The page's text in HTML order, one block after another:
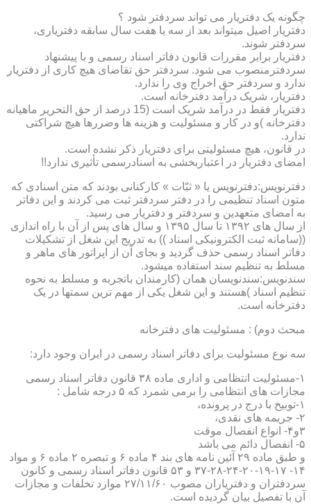
چگونه یک دفتریار می تواند سردفتر شود ؟
دفتریار اصیل میتواند بعد از سه یا هفت سال سابقه دفتریاری،
سردفتر شوند.
دفتریار برابر مقررات قانون دفاتر اسناد رسمی و با پیشنهاد
سردفترمنصوب می شود. سردفتر حق تقاضای هیچ کاری از دفتریار
ندارد و سردفتر حق اخراج وی را ندارد.
دفتریار، شریک درآمد دفترخانه است.
دفتریار فقط در درآمد شریک است (15 درصد از حق التحریر ماهیانه
دفترخانه )و در کار و مسئولیت و هزینه ها وضررها هیچ شراکتی
ندارد.
در قانون، هیچ مسئولیتی برای دفتریار ذکر نشده است.
امضای دفتریار در اعتباربخشی به اسنادرسمی تأثیری ندارد!!
دفترنویس:دفترنویس یا « ثبّات » کارکنانی بودند که متن اسنادی که
متون اسناد تنظیمی را در دفتر سردفتر ثبت می کردند و این دفاتر
به امضای متعهدین و سردفتر و دفتریار می رسید.
از سال های ۱۳۹۲ تا سال ۱۳۹۵ و سال های پس از آن با راه اندازی
((سامانه ثبت الکترونیکی اسناد )) به تدریج این شغل از تشکیلات
دفاتر اسناد رسمی حذف گردید و بجای آن از اپراتور های ماهر و
مسلط به تنظیم سند استفاده میشود.
سندنویس:سندنویسان همان (کارمندان باتجربه و مسلط به نحوه
تنظیم اسناد )هستند و این شغل یکی از مهم ترین سمتها در یک
دفترخانه است.
مبحث دوم) : مسئولیت های دفترخانه
سه نوع مسئولیت برای دفاتر اسناد رسمی در ایران وجود دارد:
۱-مسئولیت انتظامی و اداری ماده ۳۸ قانون دفاتر اسناد رسمی
مجازات های انتظامی را برمی شمرد که ۵ درجه شامل :
۱-توبیخ با درج در پرونده،
۲- جریمه های نقدی،
۳و۴- انواع انفصال موقت
۵- انفصال دائم می باشد
و طبق ماده ۲۹ آئین نامه های بند ۴ ماده ۶ و تبصره ۲ ماده ۶ و مواد
۱۴- ۱۷-۱۹-۲۰-۲۴-۲۸-۳۷ و ۵۳ قانون دفاتر اسناد رسمی و کانون
سردفتران و دفتریاران مصوب ۲۷/۱۱/۶۰ موارد تخلفات و مجازات
آن با تفصیل بیان گردیده است.